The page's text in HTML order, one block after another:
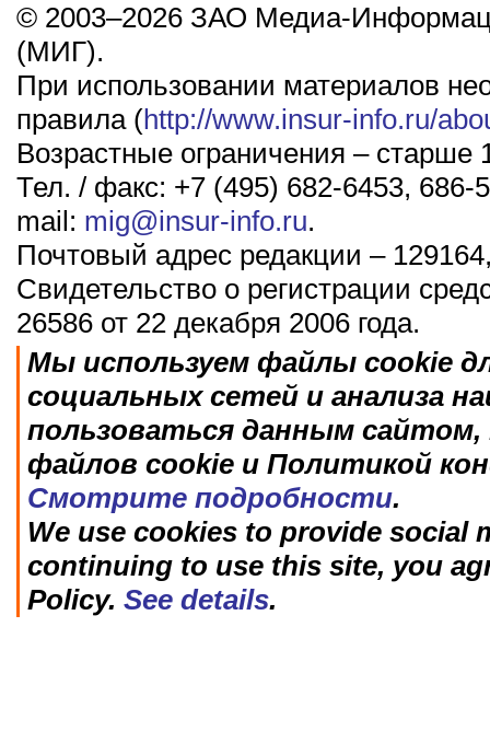
© 2003–2026 ЗАО Медиа-
(МИГ).
При использовании материалов
правила (http://www.insur-info.ru/
Возрастные ограничения – старше
Тел. / факс: +7 (495) 682-6453, 686-
mail: mig@insur-info.ru.
Почтовый адрес редакции –
Свидетельство о регистрации
26586 от 22 декабря 2006 года.
Мы используем файлы cookie
социальных сетей и анализа
пользоваться данным
файлов cookie и Политикой
Смотрите подробности.
We use cookies to provide social
continuing to use this site, you
Policy. See details.